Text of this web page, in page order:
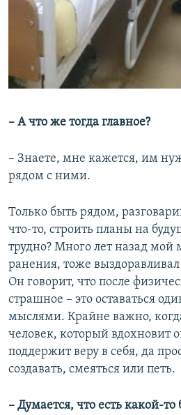
– А что же тогда главное?​
– Знаете, мне кажется, им
рядом с ними.
Только быть рядом,
что-то, строить планы на
трудно? Много лет назад мой
ранения, тоже
Он говорит, что после
страшное – это оставаться
мыслями. Крайне важно,
человек, который вдохновит
поддержит веру в себя, да
создавать, смеяться или петь.
– Думается, что есть какой-